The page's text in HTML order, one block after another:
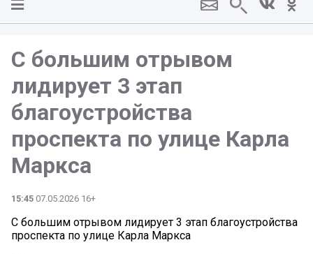
С большим отрывом
лидирует 3 этап
благоустройства
проспекта по улице Карла
Маркса
15:45 07.05.2026 16+
С большим отрывом лидирует 3 этап благоустройства
проспекта по улице Карла Маркса